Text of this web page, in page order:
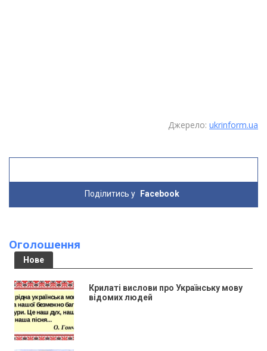
Джерело: ukrinform.ua
Поділитись у Facebook
Оголошення
Нове
Крилаті вислови про Українську мову
відомих людей